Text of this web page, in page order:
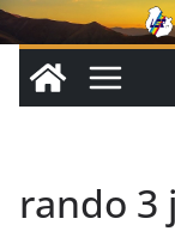
Passer
au
contenu
rando 3